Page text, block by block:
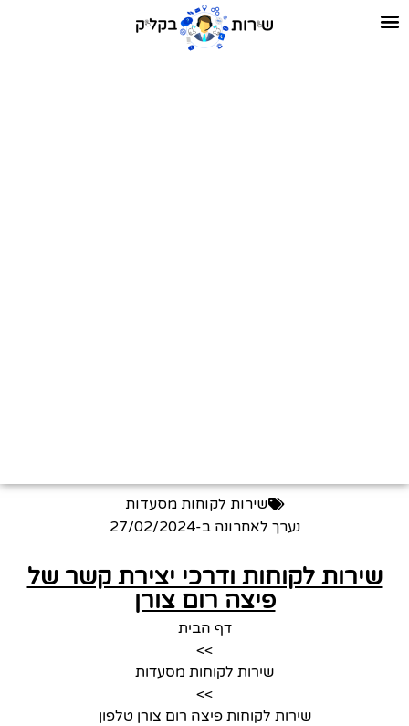
שירות לקוחות מסעדות
נערך לאחרונה ב-27/02/2024
שירות לקוחות ודרכי יצירת קשר של
פיצה רום צורן
דף הבית
>>
שירות לקוחות מסעדות
>>
שירות לקוחות פיצה רום צורן טלפון